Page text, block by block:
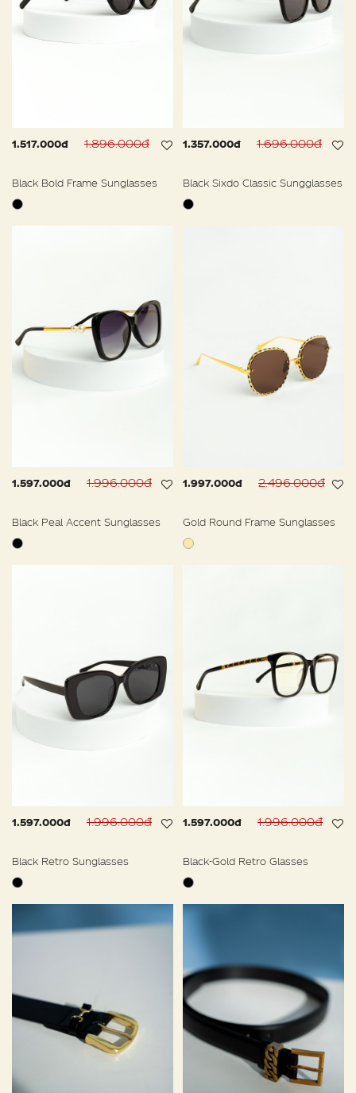
1.517.000đ 1.896.000đ
Black Bold Frame Sunglasses
1.357.000đ 1.696.000đ
Black Sixdo Classic Sungglasses
1.597.000đ 1.996.000đ
Black Peal Accent Sunglasses
1.997.000đ 2.496.000đ
Gold Round Frame Sunglasses
1.597.000đ 1.996.000đ
Black Retro Sunglasses
1.597.000đ 1.996.000đ
Black-Gold Retro Glasses